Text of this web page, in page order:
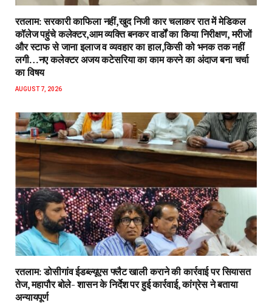
रतलाम: सरकारी काफिला नहीं,खुद निजी कार चलाकर रात में मेडिकल
कॉलेज पहुंचे कलेक्टर,आम व्यक्ति बनकर वार्डों का किया निरीक्षण, मरीजों
और स्टाफ से जाना इलाज व व्यवहार का हाल,किसी को भनक तक नहीं
लगी…नए कलेक्टर अजय कटेसरिया का काम करने का अंदाज बना चर्चा
का विषय
AUGUST 7, 2026
रतलाम: डोसीगांव ईडब्ल्यूएस फ्लैट खाली कराने की कार्रवाई पर सियासत
तेज, महापौर बोले- शासन के निर्देश पर हुई कार्रवाई, कांग्रेस ने बताया
अन्यायपूर्ण